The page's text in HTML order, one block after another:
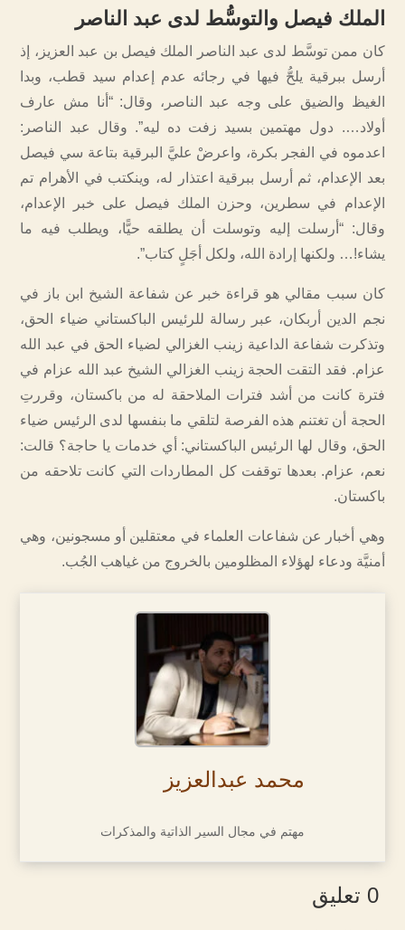
الملك فيصل والتوسُّط لدى عبد الناصر
كان ممن توسَّط لدى عبد الناصر الملك فيصل بن عبد العزيز، إذ
أرسل ببرقية يلحُّ فيها في رجائه عدم إعدام سيد قطب، وبدا
الغيظ والضيق على وجه عبد الناصر، وقال: “أنا مش عارف
أولاد…. دول مهتمين بسيد زفت ده ليه”. وقال عبد الناصر:
اعدموه في الفجر بكرة، واعرضْ عليَّ البرقية بتاعة سي فيصل
بعد الإعدام، ثم أرسل ببرقية اعتذار له، وينكتب في الأهرام تم
الإعدام في سطرين، وحزن الملك فيصل على خبر الإعدام،
وقال: “أرسلت إليه وتوسلت أن يطلقه حيًّا، ويطلب فيه ما
يشاء!… ولكنها إرادة الله، ولكل أجَلٍ كتاب”.
كان سبب مقالي هو قراءة خبر عن شفاعة الشيخ ابن باز في
نجم الدين أربكان، عبر رسالة للرئيس الباكستاني ضياء الحق،
وتذكرت شفاعة الداعية زينب الغزالي لضياء الحق في عبد الله
عزام. فقد التقت الحجة زينب الغزالي الشيخ عبد الله عزام في
فترة كانت من أشد فترات الملاحقة له من باكستان، وقررتِ
الحجة أن تغتنم هذه الفرصة لتلقي ما بنفسها لدى الرئيس ضياء
الحق، وقال لها الرئيس الباكستاني: أي خدمات يا حاجة؟ قالت:
نعم، عزام. بعدها توقفت كل المطاردات التي كانت تلاحقه من
باكستان.
وهي أخبار عن شفاعات العلماء في معتقلين أو مسجونين، وهي
أمنيَّة ودعاء لهؤلاء المظلومين بالخروج من غياهب الجُب.
محمد عبدالعزيز
مهتم في مجال السير الذاتية والمذكرات
0 تعليق